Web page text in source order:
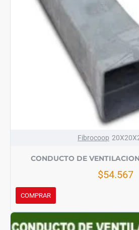
Fibrocoop
CONDUCTO DE
$54.567
COMPRAR